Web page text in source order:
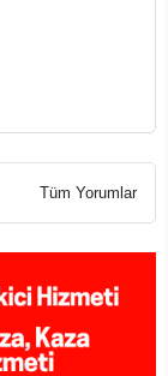
Tüm Yorumlar